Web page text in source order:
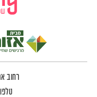
רחוב ארניה